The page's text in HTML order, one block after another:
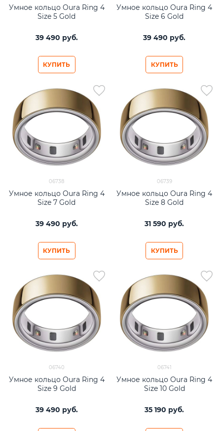
Умное кольцо Oura Ring 4
Size 5 Gold
39 490 руб.
КУПИТЬ
Умное кольцо Oura Ring 4
Size 6 Gold
39 490 руб.
КУПИТЬ
06738
Умное кольцо Oura Ring 4
Size 7 Gold
39 490 руб.
КУПИТЬ
06739
Умное кольцо Oura Ring 4
Size 8 Gold
31 590 руб.
КУПИТЬ
06740
Умное кольцо Oura Ring 4
Size 9 Gold
39 490 руб.
06741
Умное кольцо Oura Ring 4
Size 10 Gold
35 190 руб.